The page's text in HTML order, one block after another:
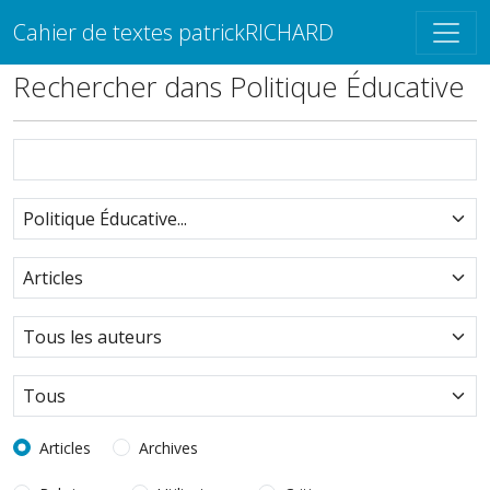
Cahier de textes patrickRICHARD
Rechercher dans Politique Éducative
Articles Archives